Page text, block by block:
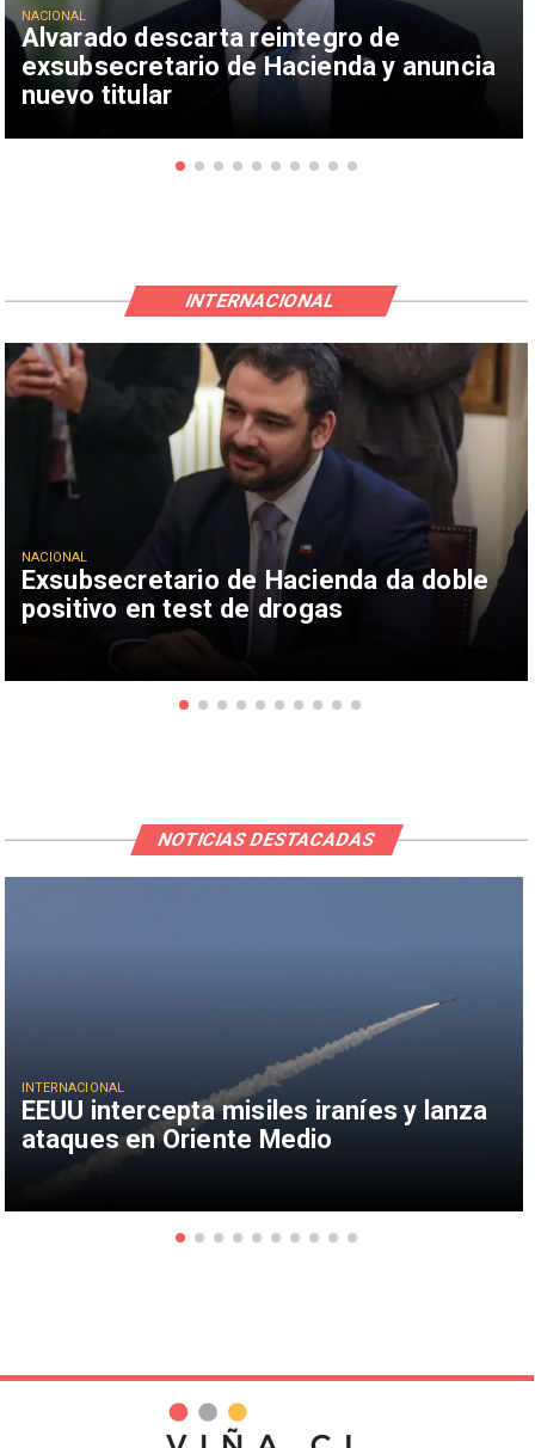
Alvarado descarta reintegro de
exsubsecretario de Hacienda y anuncia
nuevo titular
NACIONAL
Exsubsecretario de Hacienda da doble
positivo en test de drogas
NACIONAL
INTERNACIONAL
EEUU intercepta misiles iraníes y lanza
ataques en Oriente Medio
INTERNACIONAL
NOTICIAS DESTACADAS